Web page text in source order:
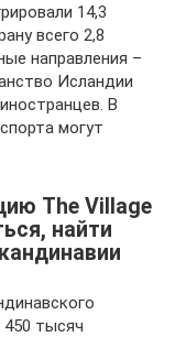
14,3
всего 2,8
направления –
Исландии
В
могут
The Village
найти
тысяч